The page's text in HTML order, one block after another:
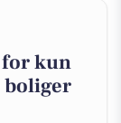
for kun
boliger